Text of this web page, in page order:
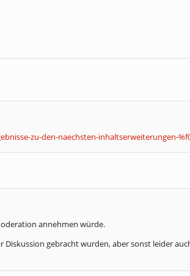
zu-den-naechsten-inhaltserweiterungen-
annehmen würde.
gebracht wurden, aber sonst leider